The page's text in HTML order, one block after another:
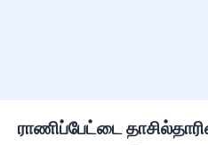
ராணிப்பேட்டை